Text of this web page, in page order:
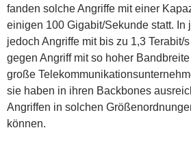
fanden solche Angriffe mit einer
einigen 100 Gigabit/Sekunde statt. In
jedoch Angriffe mit bis zu 1,3 Terabit/
gegen Angriff mit so hoher
große
sie haben in ihren Backbones
Angriffen in solchen
können.